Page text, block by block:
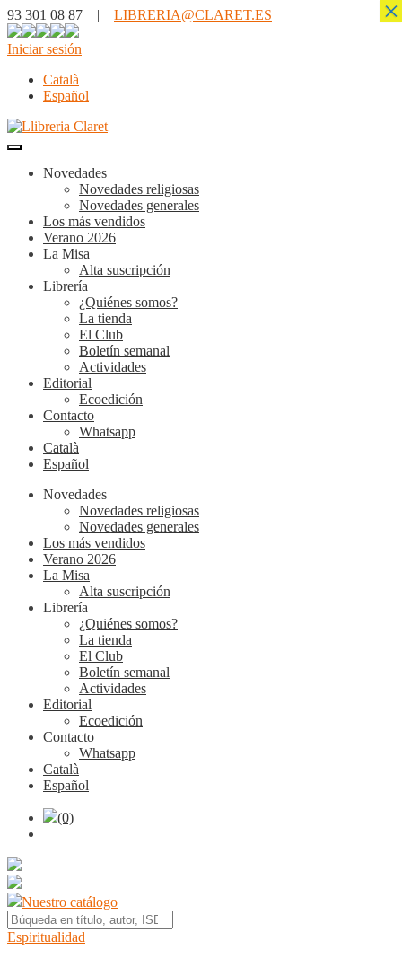
93 301 08 87 | LIBRERIA@CLARET.ES
Iniciar sesión
Català
Español
Novedades
Novedades religiosas
Novedades generales
Los más vendidos
Verano 2026
La Misa
Alta suscripción
Librería
¿Quiénes somos?
La tienda
El Club
Boletín semanal
Actividades
Editorial
Ecoedición
Contacto
Whatsapp
Català
Español
Novedades
Novedades religiosas
Novedades generales
Los más vendidos
Verano 2026
La Misa
Alta suscripción
Librería
¿Quiénes somos?
La tienda
El Club
Boletín semanal
Actividades
Editorial
Ecoedición
Contacto
Whatsapp
Català
Español
(0)
Nuestro catálogo
Espiritualidad
×